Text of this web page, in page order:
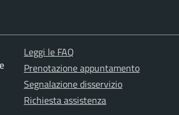
Leggi le FAQ
Prenotazione appuntamento
Segnalazione disservizio
Richiesta assistenza